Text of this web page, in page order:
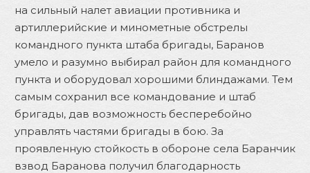
на сильный налет авиации противника и
артиллерийские и минометные обстрелы
командного пункта штаба бригады, Баранов
умело и разумно выбирал район для командного
пункта и оборудовал хорошими блиндажами. Тем
самым сохранил все командование и штаб
бригады, дав возможность бесперебойно
управлять частями бригады в бою. За
проявленную стойкость в обороне села Баранчик
взвод Баранова получил благодарность